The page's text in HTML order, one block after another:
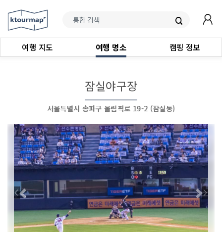
여행 지도 여행 명소 캠핑 정보
잠실야구장
서울특별시 송파구 올림픽로 19-2 (잠실동)